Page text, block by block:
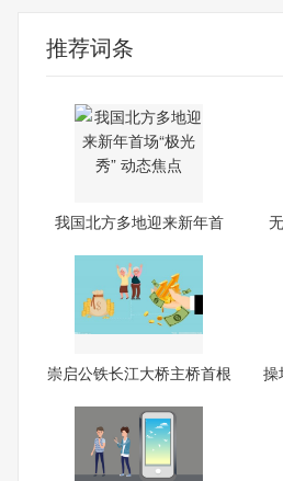
推荐词条
我国北方多地迎来新年首
崇启公铁长江大桥主桥首根
操